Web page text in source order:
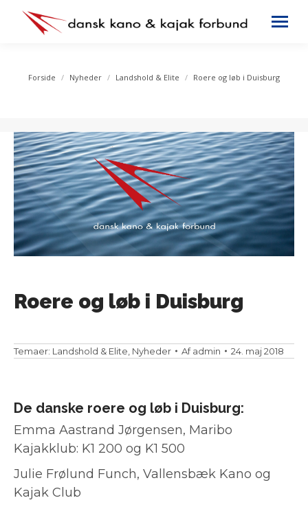
You are here:
Forside Nyheder Landshold & Elite Roere og løb i Duisburg
Roere og løb i Duisburg
Temaer: Landshold & Elite Nyheder Afadmin 24. maj 2018
De danske roere og løb i Duisburg:
Emma Aastrand Jørgensen, Maribo
Kajakklub: K1 200 og K1 500
Julie Frølund Funch, Vallensbæk Kano og
Kajak Club